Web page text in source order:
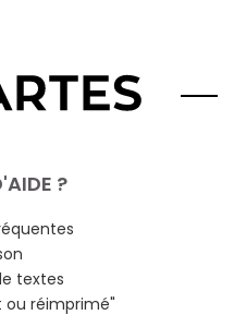
?
textes
ou réimprimé"